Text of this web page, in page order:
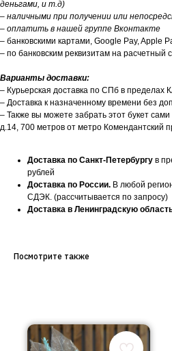
деньгами, и т.д)
– наличными при получении или
– оплатить в нашей группе Вконтакте
– банковскими картами, Google Pay, Apple
– по банковским реквизитам на расчетный
Варианты доставки:
– Курьерская доставка по СПб в пределах
– Доставка к назначенному времени без
– Также вы можете забрать этот букет
д.14, 700 метров от метро Комендантский
Доставка по Санкт-Петербургу в
рублей
Доставка по России. В любой
СДЭК. (рассчитывается по запросу)
Доставка в Ленинградскую
Посмотрите также